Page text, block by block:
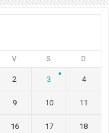
V S D
2 3 4
9 10 11
16 17 18